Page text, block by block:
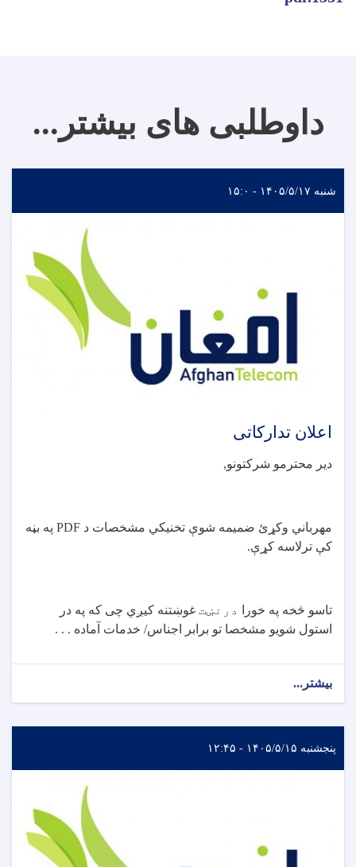
داوطلبی های بیشتر...
شنبه ۱۴۰۵/۵/۱۷ - ۱۵:۰
اعلان تدارکاتی
دیر محترمو شرکتونو,
مهرباني وکړئ ضمیمه شوې تخنيکي مشخصات د PDF په بڼه
کې ترلاسه کړې.
تاسو څخه په خورا درنښت غوښتنه کیږي چی که په در
استول شویو مشخصا تو برابر اجناس/ خدمات آماده . . .
بیشتر...
پنجشنبه ۱۴۰۵/۵/۱۵ - ۱۲:۴۵